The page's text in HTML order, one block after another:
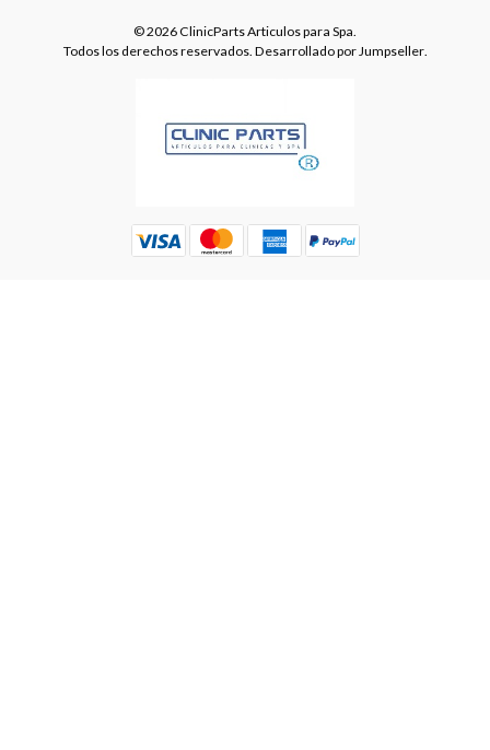
© 2026 ClinicParts Articulos para Spa.
Todos los derechos reservados. Desarrollado por Jumpseller.